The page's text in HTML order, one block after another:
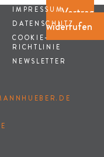
IMPRESSUM
DATENSCHUTZ
COOKIE-
RICHTLINIE
NEWSLETTER
Vertrag
widerrufen